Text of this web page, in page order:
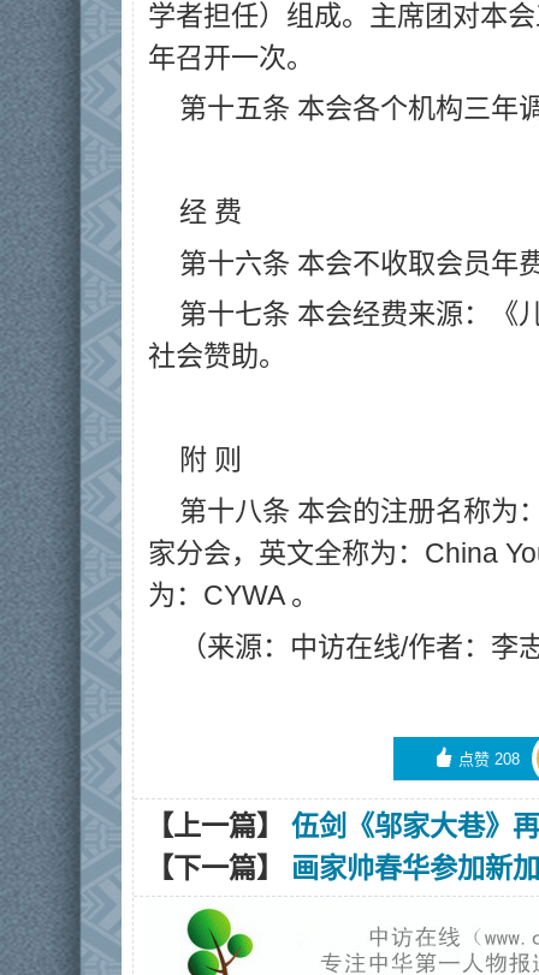
学者担任）组成。主席团对本
年召开一次。
第十五条 本会各个机构三年
经 费
第十六条 本会不收取会员年
第十七条 本会经费来源：《
社会赞助。
附 则
第十八条 本会的注册名称为
家分会，英文全称为：China
为：CYWA 。
（来源：中访在线/作者：李
󰄼 点赞 208
【上一篇】 伍剑《邬家大巷》
【下一篇】 画家帅春华参加新